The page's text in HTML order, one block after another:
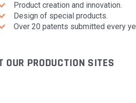
Product creation and innovation.
Design of special products.
Over 20 patents submitted every
OUR PRODUCTION SITES